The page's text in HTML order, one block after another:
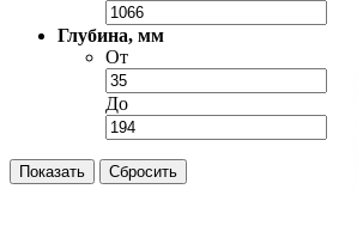
Глубина, мм
От
До